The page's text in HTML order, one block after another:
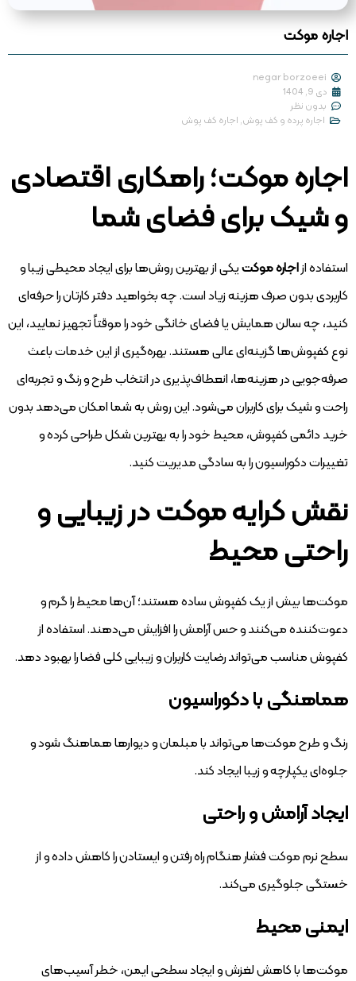
اجاره موکت
negar borzoeei
دی 9, 1404
بدون نظر
اجاره پرده و کف پوش, اجاره کف پوش
اجاره موکت؛ راهکاری اقتصادی
و شیک برای فضای شما
استفاده ازاجاره موکتیکی از بهترین روش‌ها برای ایجاد محیطی زیبا و
کاربردی بدون صرف هزینه زیاد است. چه بخواهید دفتر کارتان را حرفه‌ای
کنید، چه سالن همایش یا فضای خانگی خود را موقتاً تجهیز نمایید، این
نوع کفپوش‌ها گزینه‌ای عالی هستند. بهره‌گیری از این خدمات باعث
صرفه‌جویی در هزینه‌ها، انعطاف‌پذیری در انتخاب طرح و رنگ و تجربه‌ای
راحت و شیک برای کاربران می‌شود. این روش به شما امکان می‌دهد بدون
خرید دائمی کفپوش، محیط خود را به بهترین شکل طراحی کرده و
تغییرات دکوراسیون را به سادگی مدیریت کنید.
نقش کرایه موکت در زیبایی و
راحتی محیط
موکت‌ها بیش از یک کفپوش ساده هستند؛ آن‌ها محیط را گرم و
دعوت‌کننده می‌کنند و حس آرامش را افزایش می‌دهند. استفاده از
کفپوش مناسب می‌تواند رضایت کاربران و زیبایی کلی فضا را بهبود دهد.
هماهنگی با دکوراسیون
رنگ و طرح موکت‌ها می‌تواند با مبلمان و دیوارها هماهنگ شود و
جلوه‌ای یکپارچه و زیبا ایجاد کند.
ایجاد آرامش و راحتی
سطح نرم موکت فشار هنگام راه رفتن و ایستادن را کاهش داده و از
خستگی جلوگیری می‌کند.
ایمنی محیط
موکت‌ها با کاهش لغزش و ایجاد سطحی ایمن، خطر آسیب‌های